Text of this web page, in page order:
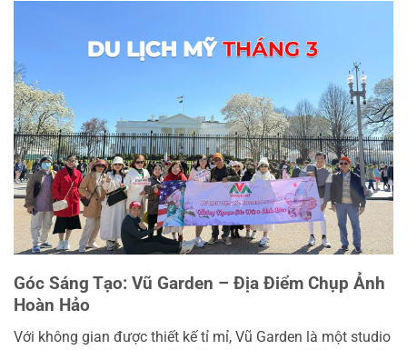
Góc Sáng Tạo: Vũ Garden – Địa Điểm Chụp Ảnh
Hoàn Hảo
Với không gian được thiết kế tỉ mỉ, Vũ Garden là một studio